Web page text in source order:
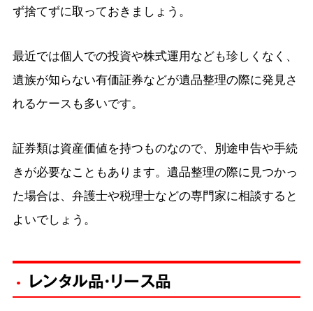
ず捨てずに取っておきましょう。
最近では個人での投資や株式運用なども珍しくなく、
遺族が知らない有価証券などが遺品整理の際に発見さ
れるケースも多いです。
証券類は資産価値を持つものなので、別途申告や手続
きが必要なこともあります。遺品整理の際に見つかっ
た場合は、弁護士や税理士などの専門家に相談すると
よいでしょう。
レンタル品・リース品